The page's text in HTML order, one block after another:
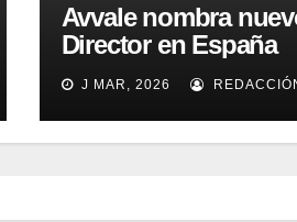
Avvale nombra
Director en España
J MAR, 2026